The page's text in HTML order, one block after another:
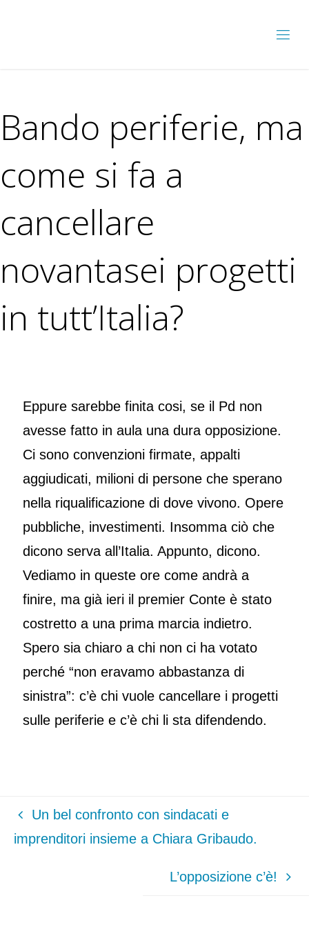
Bando periferie, ma
come si fa a
cancellare
novantasei progetti
in tutt’Italia?
Eppure sarebbe finita cosi, se il Pd non
avesse fatto in aula una dura opposizione.
Ci sono convenzioni firmate, appalti
aggiudicati, milioni di persone che sperano
nella riqualificazione di dove vivono. Opere
pubbliche, investimenti. Insomma ciò che
dicono serva all’Italia. Appunto, dicono.
Vediamo in queste ore come andrà a
finire, ma già ieri il premier Conte è stato
costretto a una prima marcia indietro.
Spero sia chiaro a chi non ci ha votato
perché “non eravamo abbastanza di
sinistra”: c’è chi vuole cancellare i progetti
sulle periferie e c’è chi li sta difendendo.
Un bel confronto con sindacati e
imprenditori insieme a Chiara Gribaudo.
L’opposizione c’è!